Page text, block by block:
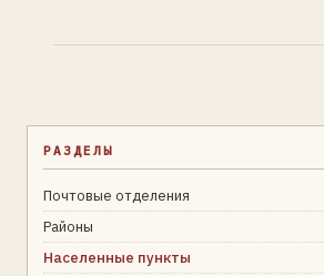
РАЗДЕЛЫ
Почтовые отделения
Районы
Населенные пункты